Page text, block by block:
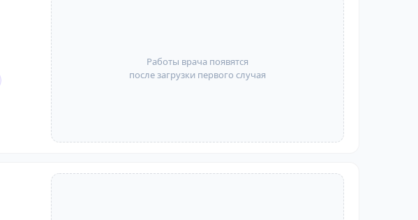
Работы врача появятся
после загрузки первого случая